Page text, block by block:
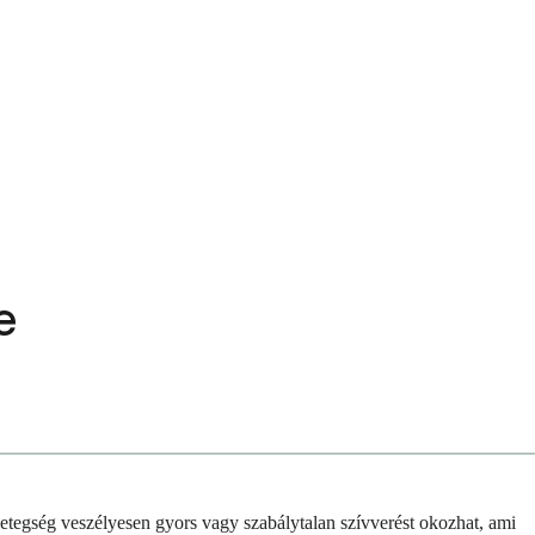
veszélyesen gyors vagy szabálytalan szívverést okozhat, ami